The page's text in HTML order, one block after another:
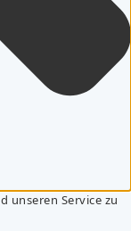
unseren Service zu